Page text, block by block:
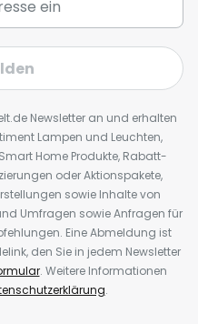
Newsletter an und erhalten
Lampen und Leuchten,
Home Produkte, Rabatt-
oder Aktionspakete,
sowie Inhalte von
Umfragen sowie Anfragen für
Eine Abmeldung ist
den Sie in jedem Newsletter
. Weitere Informationen
.